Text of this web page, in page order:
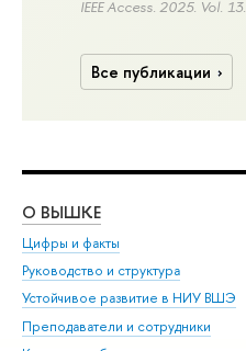
IEEE Access. 2025. Vol. 13.
Все публикации
О ВЫШКЕ
Цифры и факты
Руководство и структура
Устойчивое развитие в НИУ ВШЭ
Преподаватели и сотрудники